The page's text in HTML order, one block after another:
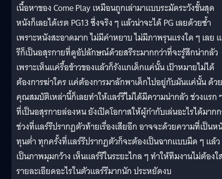
เนื้อหาของ Come Play เหมือนถูกเล่ามาแบบระมัดระวังขั้นสุด
หนังก็เลยได้เรต PG13 ซึ่งจริง ๆ แล้วน่าจะได้ PG เลยด้วยซ้ำ
เพราะหนังสะอาดมาก ไม่มีคำหยาบ ไม่มีภาพรุนแรงใด ๆ เลย
รีก็เป็นอสุรกายที่ดูอัปลักษณ์ด้วยสรีระมากกว่าที่จะรู้สึกน่ากลัว
เพราะเห็นแค่รื้อข้าวของแล้วก็รังแกเด็กแค่นั้น เป้าหมายไม่ได้
ต้องการฆ่าใคร แค่ต้องการมาลักพาเด็กไปอยู่กับมันแค่นั้น ด้วย
คุณสมบัติเหล่านี้ก็เลยทำให้แลร์รีไม่ได้มีความน่ากลัว ช่วงแรก
ที่เป็นอสุรกายล่องหน ยังเปิดโอกาสให้ผู้กำกับเล่นอะไรได้มาก
ช่วงที่แลร์รีปรากฏตัวท้ายเรื่องเสียอีก อาจจะด้วยความที่เป็นห
ทุนต่ำ ทุกครั้งที่แลร์รีปรากฏตัวก็จะต้องเป็นฉากแบบมืด ๆ แล้ว
เป็นภาพมุมกว้าง เห็นแลร์รีในระยะไกล ๆ ทำให้ทีมงานไม่ต้องใ
รายละเอียดอะไรในตัวแลร์รีมากนัก ประหยัดงบ